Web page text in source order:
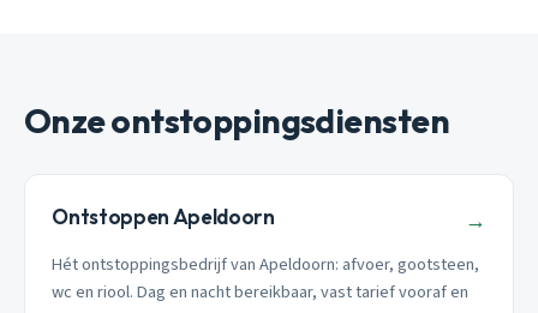
Onze ontstoppingsdiensten
Ontstoppen Apeldoorn →
Hét ontstoppingsbedrijf van Apeldoorn: afvoer, gootsteen,
wc en riool. Dag en nacht bereikbaar, vast tarief vooraf en